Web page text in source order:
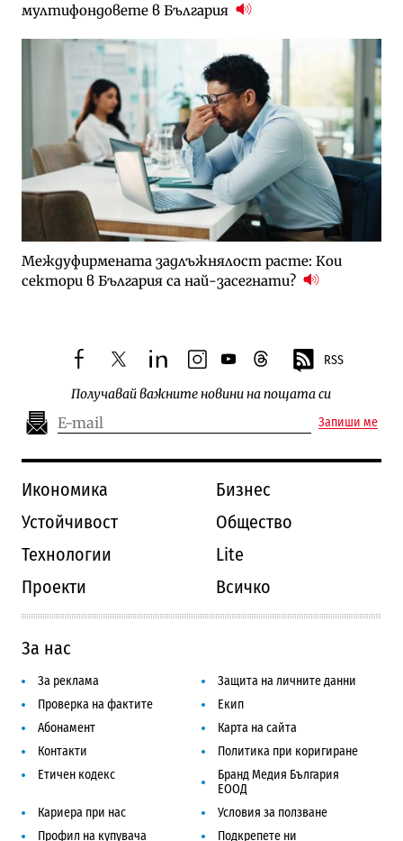
мултифондовете в България
Междуфирмената задлъжнялост расте: Кои
сектори в България са най-засегнати?
facebooktwitterlinkedininstagram
youtubethreads RSS
Получавай важните новини на пощата си
Запиши ме
Икономика
Бизнес
Устойчивост
Общество
Технологии
Lite
Проекти
Всичко
За нас
За реклама
Защита на личните данни
Проверка на фактите
Екип
Абонамент
Карта на сайта
Контакти
Политика при коригиране
Етичен кодекс
Бранд Медия България
ЕООД
Кариера при нас
Условия за ползване
Профил на купувача
Подкрепете ни